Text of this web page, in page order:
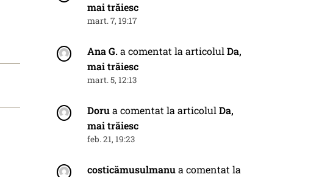
mai trăiesc
mart. 7, 19:17
Ana G.a comentat la articolulDa,
mai trăiesc
mart. 5, 12:13
Dorua comentat la articolulDa,
mai trăiesc
feb. 21, 19:23
costicămusulmanua comentat la